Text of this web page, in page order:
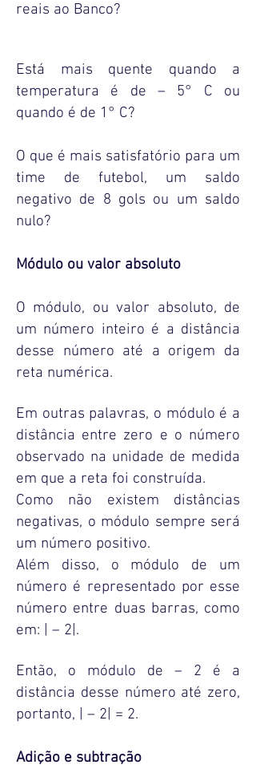
reais ao Banco?
Está mais quente quando a
temperatura é de – 5° C ou
quando é de 1° C?
O que é mais satisfatório para um
time de futebol, um saldo
negativo de 8 gols ou um saldo
nulo?
Módulo ou valor absoluto
O módulo, ou valor absoluto, de
um número inteiro é a distância
desse número até a origem da
reta numérica.
Em outras palavras, o módulo é a
distância entre zero e o número
observado na unidade de medida
em que a reta foi construída.
Como não existem distâncias
negativas, o módulo sempre será
um número positivo.
Além disso, o módulo de um
número é representado por esse
número entre duas barras, como
em: | – 2|.
Então, o módulo de – 2 é a
distância desse número até zero,
portanto, | – 2| = 2.
Adição e subtração